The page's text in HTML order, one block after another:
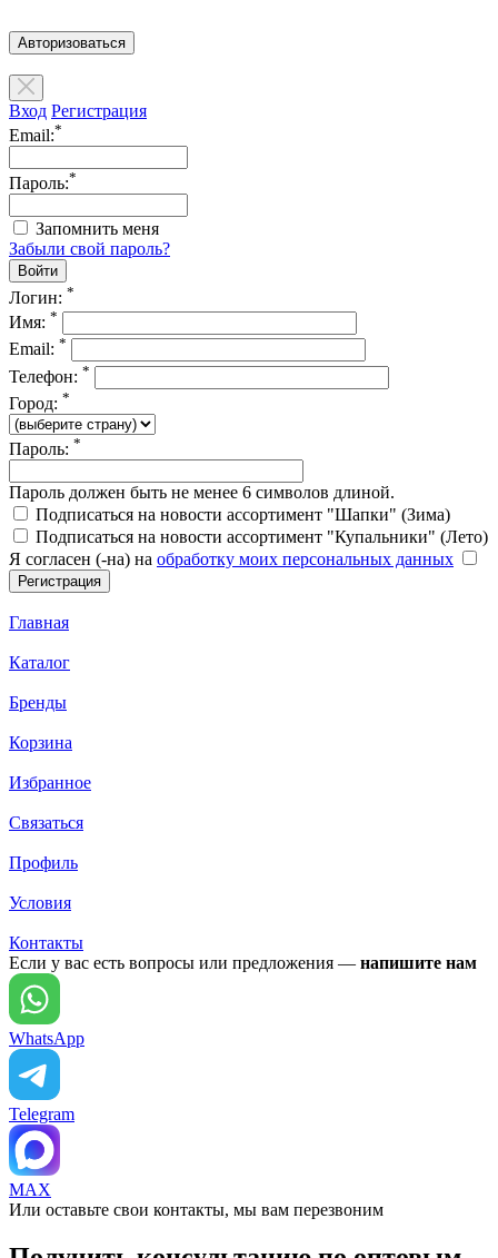
Авторизоваться
Вход Регистрация
Email:*
Пароль:*
Запомнить меня
Забыли свой пароль?
Логин: *
Имя: *
Email: *
Телефон: *
Город: *
Пароль: *
Пароль должен быть не менее 6 символов длиной.
Подписаться на новости ассортимент "Шапки" (Зима)
Подписаться на новости ассортимент "Купальники" (Лето)
Я согласен (-на) на обработку моих персональных данных
Главная
Каталог
Бренды
Корзина
Избранное
Связаться
Профиль
Условия
Контакты
Если у вас есть вопросы или предложения — напишите нам
WhatsApp
Telegram
MAX
Или оставьте свои контакты, мы вам перезвоним